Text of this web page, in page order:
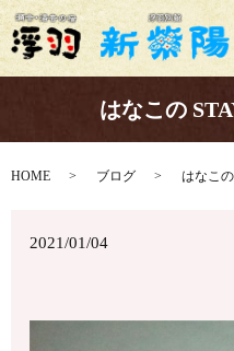
はなこの
HOME ブログ はなこ
2021/01/04